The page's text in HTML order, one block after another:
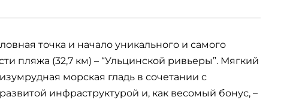
точка и начало уникального и самого
пляжа (32,7 км) – “Ульцинской ривьеры”. Мягкий
морская гладь в сочетании с
инфраструктурой и, как весомый бонус, –